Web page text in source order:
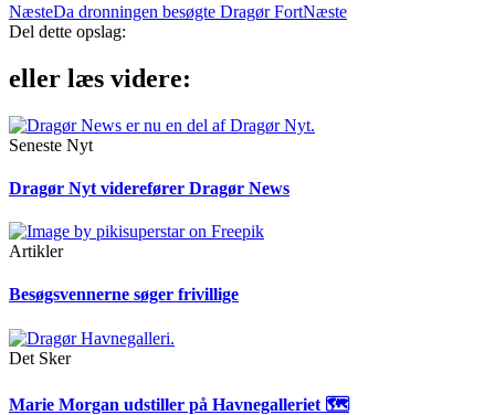
NæsteDa dronningen besøgte Dragør FortNæste
Del dette opslag:
eller læs videre:
Seneste Nyt
Dragør Nyt viderefører Dragør News
Artikler
Besøgsvennerne søger frivillige
Det Sker
Marie Morgan udstiller på Havnegalleriet 🗺